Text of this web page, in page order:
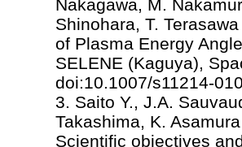
Nakagawa, M.
Shinohara, T.
of Plasma Energy
SELENE (Kaguya),
doi:10.1007/s11214-
3. Saito Y., J.A.
Takashima, K.
Scientific objectives